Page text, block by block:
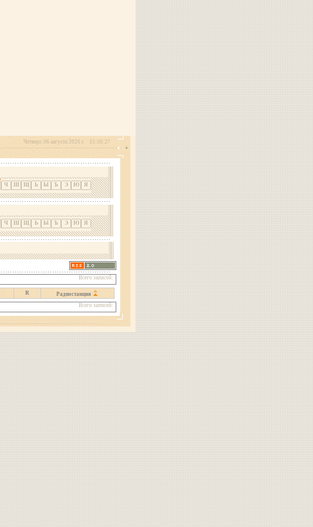
15:56:27
Четверг, 06 августа 2026 г.
Ч Ш Щ Ь Ы Ъ Э Ю Я
Ч Ш Щ Ь Ы Ъ Э Ю Я
Всего записей:
R
Радиостанция
Всего записей: